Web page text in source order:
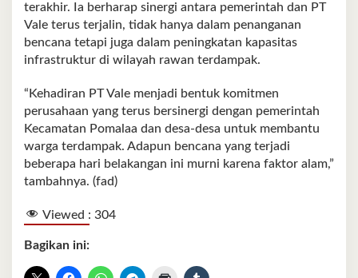
terakhir. Ia berharap sinergi antara pemerintah dan PT
Vale terus terjalin, tidak hanya dalam penanganan
bencana tetapi juga dalam peningkatan kapasitas
infrastruktur di wilayah rawan terdampak.
“Kehadiran PT Vale menjadi bentuk komitmen
perusahaan yang terus bersinergi dengan pemerintah
Kecamatan Pomalaa dan desa-desa untuk membantu
warga terdampak. Adapun bencana yang terjadi
beberapa hari belakangan ini murni karena faktor alam,”
tambahnya. (fad)
Viewed : 304
Bagikan ini: